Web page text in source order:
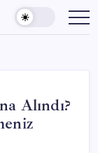
Alındı?